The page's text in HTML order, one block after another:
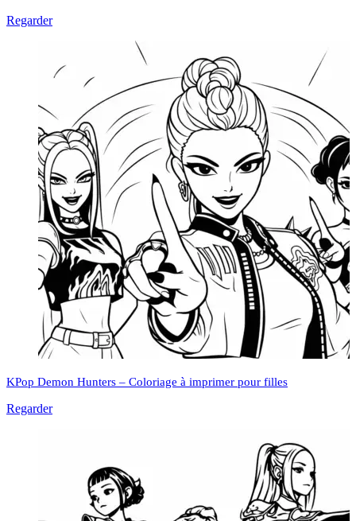
Regarder
KPop Demon Hunters – Coloriage à imprimer pour filles
Regarder